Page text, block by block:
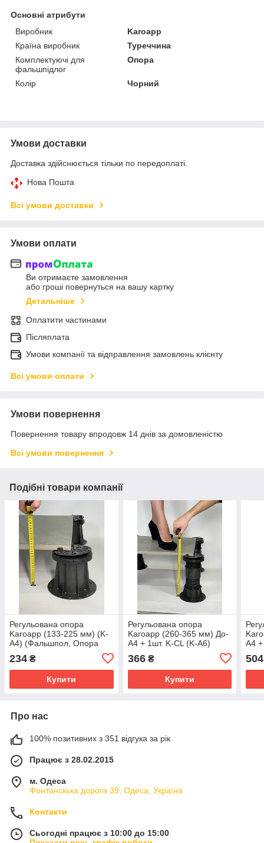
Основні атрибути
Виробник
Karoapp
Країна виробник
Туреччина
Комплектуючі для
фальшпідлог
Опора
Колір Чорний
Умови доставки
Доставка здійснюється тільки по передоплаті.
Нова Пошта
Всі умови доставки
Умови оплати
Ви отримаєте замовлення
або гроші повернуться на вашу картку
Детальніше
Оплатити частинами
Післяплата
Умови компанії та відправлення замовлень клієнту
Всі умови оплати
Умови повернення
Повернення товару впродовж 14 днів за домовленістю
Всі умови повернення
Подібні товари компанії
Регульована опора
Karoapp (133-225 мм) (K-
A4) (Фальшпол, Опора
для лаги і керамограніта )
234 ₴
Купити
Регульована опора
Karoapp (260-365 мм) До-
А4 + 1шт. K-CL (K-A6)
лаги і керамограніта )
366₴
Купити
А4
504
Про нас
100% позитивних з 351 відгука за рік
Працює з 28.02.2015
м. Одеса
Фонтанскька дорога 39, Одеса, Україна
Контакти
Сьогодні працює з 10:00 до 15:00